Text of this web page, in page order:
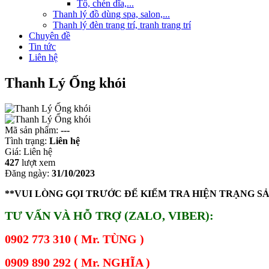
Tô, chén dĩa,...
Thanh lý đồ dùng spa, salon,...
Thanh lý đèn trang trí, tranh trang trí
Chuyên đề
Tin tức
Liên hệ
Thanh Lý Ống khói
Mã sản phẩm: ---
Tình trạng: Liên hệ
Giá: Liên hệ
427 lượt xem
Đăng ngày: 31/10/2023
**VUI LÒNG GỌI TRƯỚC ĐỂ KIỂM TRA HIỆN TRẠNG
TƯ VẤN VÀ HỖ TRỢ (ZALO, VIBER):
0902 773 310 ( Mr. TÙNG )
0909 890 292 ( Mr. NGHĨA )